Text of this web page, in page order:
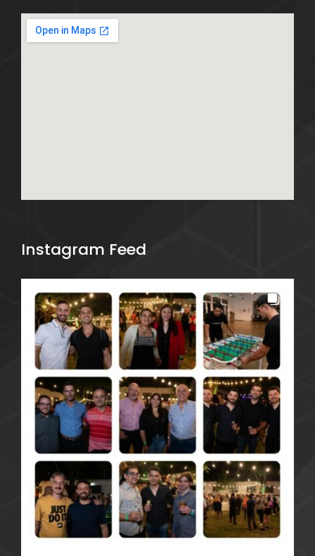
Instagram Feed